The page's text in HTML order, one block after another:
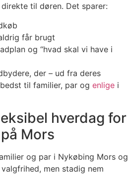
til døren. Det sparer:
får brugt
og “hvad skal vi have i
der – ud fra deres
til familier, par og enlige i
hverdag for
Mors
og par i Nykøbing Mors og
men stadig nem